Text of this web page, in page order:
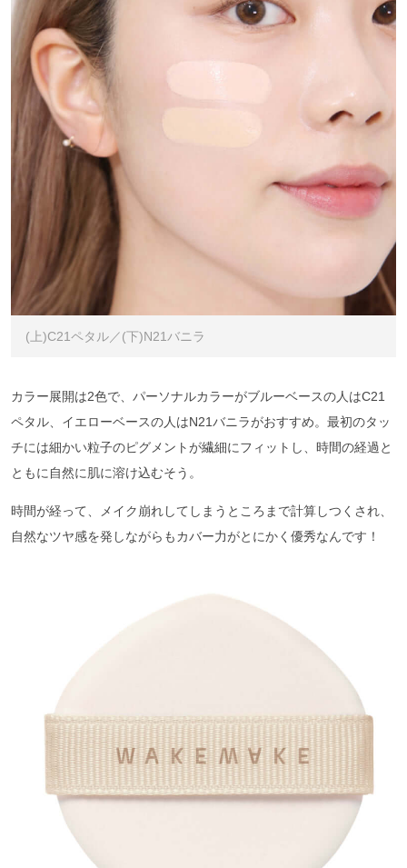
(上)C21ペタル／(下)N21バニラ
カラー展開は2色で、パーソナルカラーがブルーベースの人はC21
ペタル、イエローベースの人はN21バニラがおすすめ。最初のタッ
チには細かい粒子のピグメントが繊細にフィットし、時間の経過と
ともに自然に肌に溶け込むそう。
時間が経って、メイク崩れしてしまうところまで計算しつくされ、
自然なツヤ感を発しながらもカバー力がとにかく優秀なんです！